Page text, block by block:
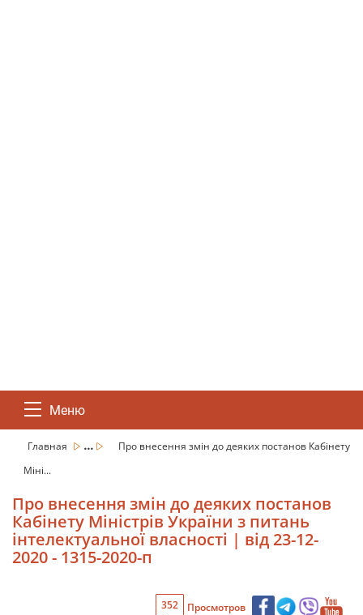
Меню
Главная ...
Про внесення змін до деяких постанов Кабінету
Міні...
Про внесення змін до деяких постанов
Кабінету Міністрів України з питань
інтелектуальної власності | від 23-12-
2020 - 1315-2020-п
352 Просмотров